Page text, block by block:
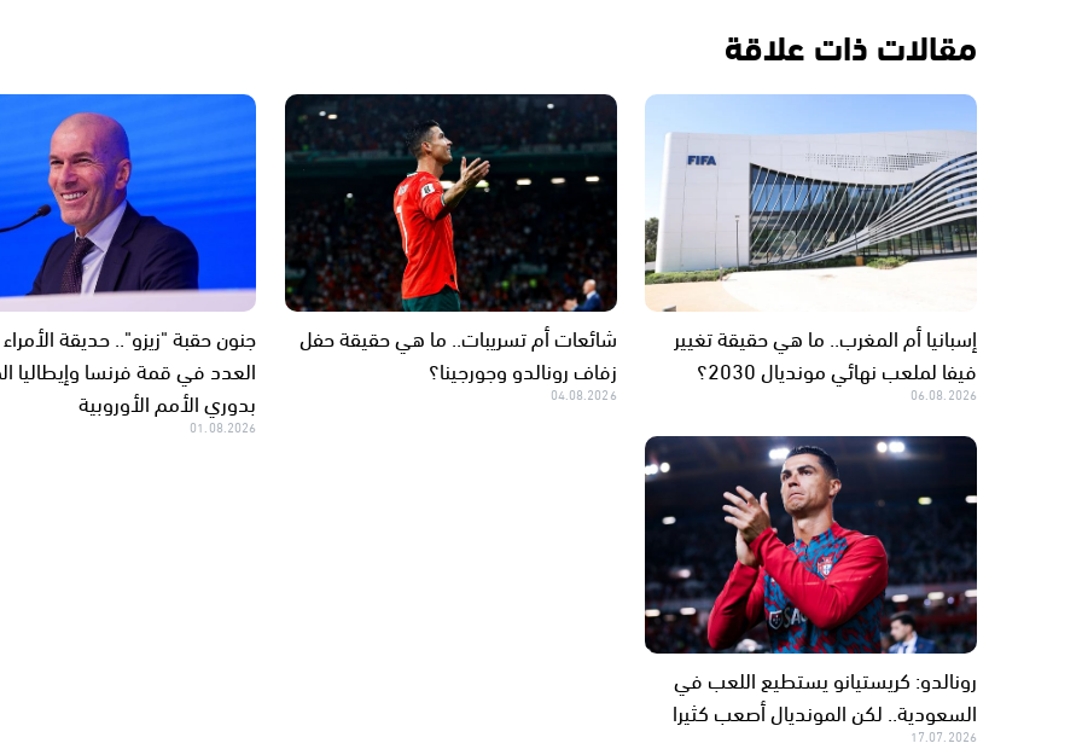
مقالات ذات علاقة
إسبانيا أم المغرب.. ما هي حقيقة تغيير
فيفا لملعب نهائي مونديال 2030؟
06.08.2026
شائعات أم تسريبات.. ما هي حقيقة حفل
زفاف رونالدو وجورجينا؟
04.08.2026
جنون حقبة "زيزو".. حديقة
العدد في قمة فرنسا وإيطاليا
بدوري الأمم الأوروبية
01.08.2026
رونالدو: كريستيانو يستطيع اللعب في
السعودية.. لكن المونديال أصعب كثيرا
17.07.2026